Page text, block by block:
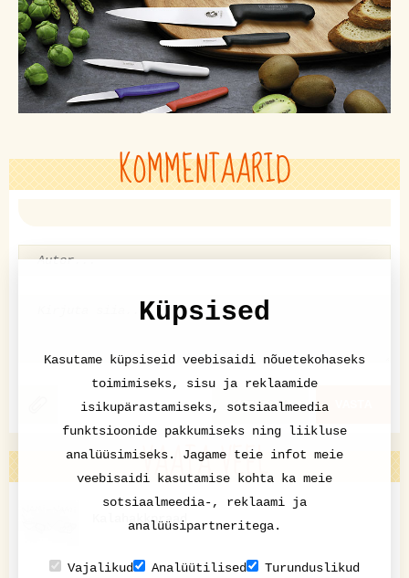
KOMMENTAARID
KATKESTA
VAATA VEEL
Kalahakkpraad
Küpsised
Kasutame küpsiseid veebisaidi nõuetekohaseks
toimimiseks, sisu ja reklaamide
isikupärastamiseks, sotsiaalmeedia
funktsioonide pakkumiseks ning liikluse
analüüsimiseks. Jagame teie infot meie
veebisaidi kasutamise kohta ka meie
sotsiaalmeedia-, reklaami ja
analüüsipartneritega.
Vajalikud Analüütilised Turunduslikud